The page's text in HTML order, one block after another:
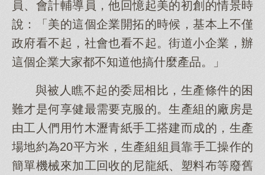
員、會計輔導員，他回憶起美的初創的情景時
說：「美的這個企業開拓的時候，基本上不僅
政府看不起，社會也看不起。街道小企業，辦
這個企業大家都不知道他搞什麼產品。」
與被人瞧不起的委屈相比，生產條件的困
難才是何享健最需要克服的。生產組的廠房是
由工人們用竹木瀝青紙手工搭建而成的，生產
場地約為20平方米，生產組組員靠手工操作的
簡單機械來加工回收的尼龍紙、塑料布等廢舊